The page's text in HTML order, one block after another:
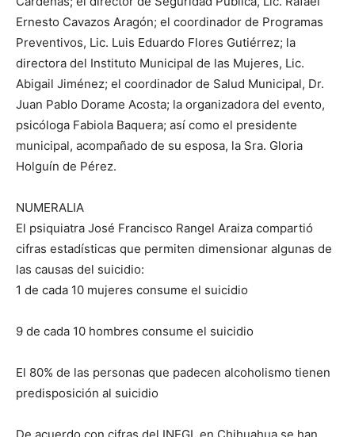
Ernesto Cavazos Aragón; el coordinador de Programas
Preventivos, Lic. Luis Eduardo Flores Gutiérrez; la
directora del Instituto Municipal de las Mujeres, Lic.
Abigail Jiménez; el coordinador de Salud Municipal, Dr.
Juan Pablo Dorame Acosta; la organizadora del evento,
psicóloga Fabiola Baquera; así como el presidente
municipal, acompañado de su esposa, la Sra. Gloria
Holguín de Pérez.
NUMERALIA
El psiquiatra José Francisco Rangel Araiza compartió
cifras estadísticas que permiten dimensionar algunas de
las causas del suicidio:
1 de cada 10 mujeres consume el suicidio
9 de cada 10 hombres consume el suicidio
El 80% de las personas que padecen alcoholismo tienen
predisposición al suicidio